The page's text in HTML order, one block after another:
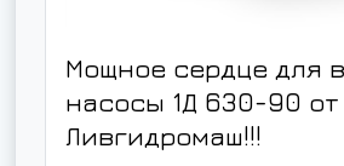
Мощное сердце для
насосы 1Д 630-90
Ливгидромаш!!!